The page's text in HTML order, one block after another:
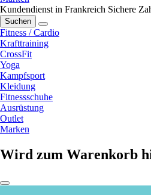
Kundendienst in Frankreich Sichere
Suchen
Fitness / Cardio
Krafttraining
CrossFit
Yoga
Kampfsport
Kleidung
Fitnessschuhe
Ausrüstung
Outlet
Marken
Wird zum Warenkorb